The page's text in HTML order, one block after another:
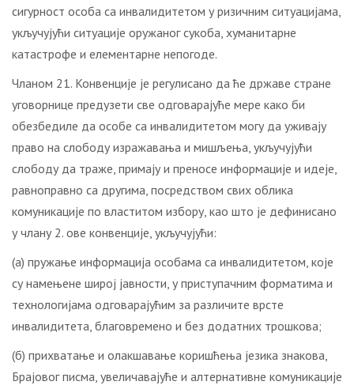
сигурност особа са инвалидитетом у ризичним ситуацијама,
укључујући ситуације оружаног сукоба, хуманитарне
катастрофе и елементарне непогоде.
Чланом 21. Конвенције је регулисано да ће државе стране
уговорнице предузети све одговарајуће мере како би
обезбедиле да особе са инвалидитетом могу да уживају
право на слободу изражавања и мишљења, укључујући
слободу да траже, примају и преносе информације и идеје,
равноправно са другима, посредством свих облика
комуникације по властитом избору, као што је дефинисано
у члану 2. ове конвенције, укључујући:
(а) пружање информација особама са инвалидитетом, које
су намењене широј јавности, у приступачним форматима и
технологијама одговарајућим за различите врсте
инвалидитета, благовремено и без додатних трошкова;
(б) прихватање и олакшавање коришћења језика знакова,
Брајовог писма, увеличавајуће и алтернативне комуникације